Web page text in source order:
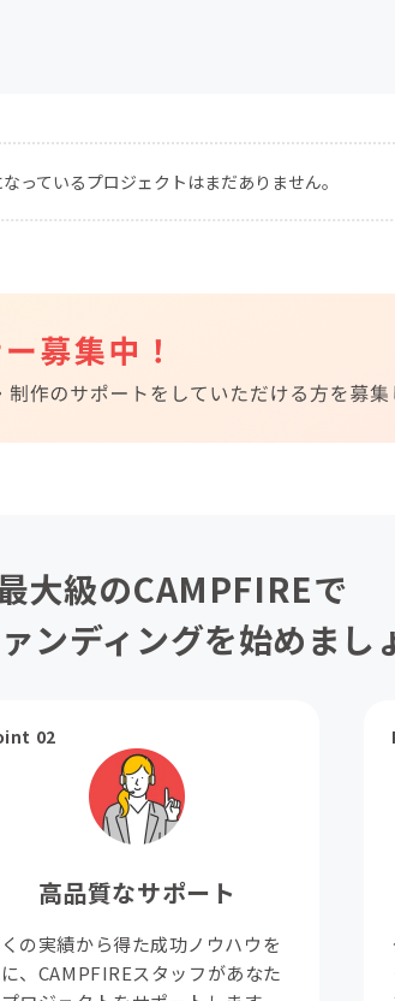
さと納税
machi-ya コミュニティ
っているプロジェクトはまだありません。
大級のCAMPFIREで
ンディングを始めまし
02
高品質なサポート
の実績から得た成功ノウハウを
、CAMPFIREスタッフがあなた